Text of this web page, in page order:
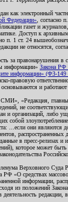
как электронный
Федерации» , согласно
газет и
Доступ к
п. 1 ст. 24
не относятся,
за правонарушения в
информации» Закона РФ
информации» (ФЗ-149
правовую
и
«Редакция,
не
и организаций, либо
собой
...если они являются
распространенных
в пресс-релизах и
которое может
Верховного
РФ «О средствах
информации,
из положений
редакции,